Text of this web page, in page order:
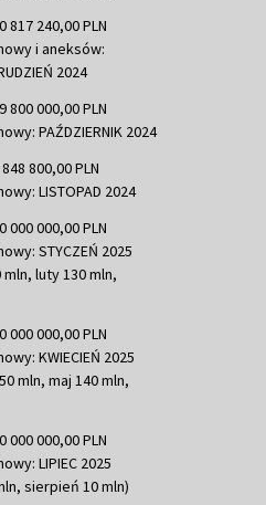
240,00 PLN
i aneksów:
2024
000,00 PLN
PAŹDZIERNIK 2024
800,00 PLN
LISTOPAD 2024
000,00 PLN
STYCZEŃ 2025
luty 130 mln,
000,00 PLN
KWIECIEŃ 2025
mln, maj 140 mln,
000,00 PLN
LIPIEC 2025
sierpień 10 mln)